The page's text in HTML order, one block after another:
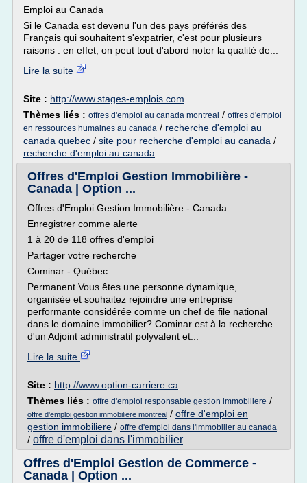
Emploi au Canada
Si le Canada est devenu l'un des pays préférés des
Français qui souhaitent s'expatrier, c'est pour plusieurs
raisons : en effet, on peut tout d'abord noter la qualité de...
Lire la suite
Site : http://www.stages-emplois.com
Thèmes liés : offres d'emploi au canada montreal / offres d'emploi
en ressources humaines au canada / recherche d'emploi au
canada quebec / site pour recherche d'emploi au canada /
recherche d'emploi au canada
Offres d'Emploi Gestion Immobilière -
Canada | Option ...
Offres d'Emploi Gestion Immobilière - Canada
Enregistrer comme alerte
1 à 20 de 118 offres d'emploi
Partager votre recherche
Cominar - Québec
Permanent Vous êtes une personne dynamique,
organisée et souhaitez rejoindre une entreprise
performante considérée comme un chef de file national
dans le domaine immobilier? Cominar est à la recherche
d'un Adjoint administratif polyvalent et...
Lire la suite
Site : http://www.option-carriere.ca
Thèmes liés : offre d'emploi responsable gestion immobiliere /
offre d'emploi gestion immobiliere montreal / offre d'emploi en
gestion immobiliere / offre d'emploi dans l'immobilier au canada
/ offre d'emploi dans l'immobilier
Offres d'Emploi Gestion de Commerce -
Canada | Option ...